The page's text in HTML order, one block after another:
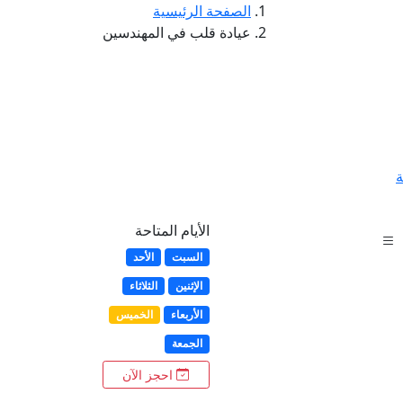
الصفحة الرئيسية
عيادة قلب في المهندسين
الأيام المتاحة
السبت
الأحد
الإثنين
الثلاثاء
الأربعاء
الخميس
الجمعة
احجز الآن